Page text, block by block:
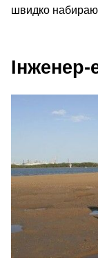
швидко
Інженер-